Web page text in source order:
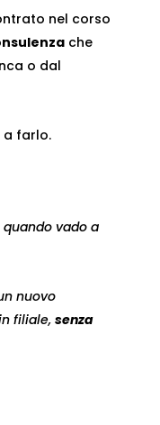
nel corso
che
o dal
a farlo.
quando vado a
nuovo
filiale, senza